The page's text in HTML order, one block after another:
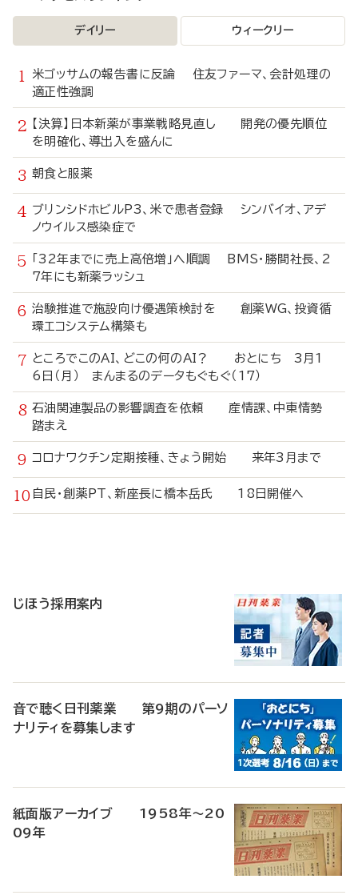
デイリー ウィークリー
米ゴッサムの報告書に反論 住友ファーマ、会計処理の
適正性強調
【決算】日本新薬が事業戦略見直し 開発の優先順位
を明確化、導出入を盛んに
朝食と服薬
ブリンシドホビルP3、米で患者登録 シンバイオ、アデ
ノウイルス感染症で
「32年までに売上高倍増」へ順調 BMS・勝間社長、2
7年にも新薬ラッシュ
治験推進で施設向け優遇策検討を 創薬WG、投資循
環エコシステム構築も
ところでこのAI、どこの何のAI？ おとにち 3月1
6日（月） まんまるのデータもぐもぐ（17）
石油関連製品の影響調査を依頼 産情課、中東情勢
踏まえ
コロナワクチン定期接種、きょう開始 来年3月まで
自民・創薬PT、新座長に橋本岳氏 18日開催へ
じほう採用案内
音で聴く日刊薬業 第9期のパーソ
ナリティを募集します
紙面版アーカイブ 1958年～20
09年